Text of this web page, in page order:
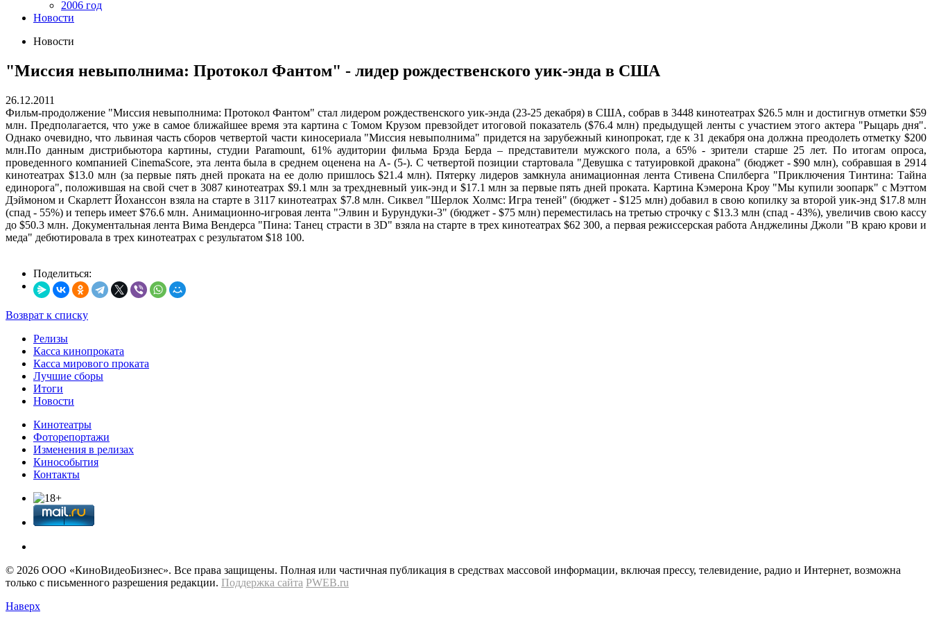
2006 год
Новости
Новости
"Миссия невыполнима: Протокол Фантом" - лидер рождественского уик-энда в США
26.12.2011
Фильм-продолжение "Миссия невыполнима: Протокол Фантом" стал лидером рождественского уик-энда (23-25 декабря) в США, собрав в 3448 кинотеатрах $26.5 млн и достигнув отметки $59
млн. Предполагается, что уже в самое ближайшее время эта картина с Томом Крузом превзойдет итоговой показатель ($76.4 млн) предыдущей ленты с участием этого актера "Рыцарь дня".
Однако очевидно, что львиная часть сборов четвертой части киносериала "Миссия невыполнима" придется на зарубежный кинопрокат, где к 31 декабря она должна преодолеть отметку $200
млн.По данным дистрибьютора картины, студии Paramount, 61% аудитории фильма Брэда Берда – представители мужского пола, а 65% - зрители старше 25 лет. По итогам опроса,
проведенного компанией CinemaScore, эта лента была в среднем оценена на A- (5-). С четвертой позиции стартовала "Девушка с татуировкой дракона" (бюджет - $90 млн), собравшая в 2914
кинотеатрах $13.0 млн (за первые пять дней проката на ее долю пришлось $21.4 млн). Пятерку лидеров замкнула анимационная лента Стивена Спилберга "Приключения Тинтина: Тайна
единорога", положившая на свой счет в 3087 кинотеатрах $9.1 млн за трехдневный уик-энд и $17.1 млн за первые пять дней проката. Картина Кэмерона Кроу "Мы купили зоопарк" с Мэттом
Дэймоном и Скарлетт Йоханссон взяла на старте в 3117 кинотеатрах $7.8 млн. Сиквел "Шерлок Холмс: Игра теней" (бюджет - $125 млн) добавил в свою копилку за второй уик-энд $17.8 млн
(спад - 55%) и теперь имеет $76.6 млн. Анимационно-игровая лента "Элвин и Бурундуки-3" (бюджет - $75 млн) переместилась на третью строчку с $13.3 млн (спад - 43%), увеличив свою кассу
до $50.3 млн. Документальная лента Вима Вендерса "Пина: Танец страсти в 3D" взяла на старте в трех кинотеатрах $62 300, а первая режиссерская работа Анджелины Джоли "В краю крови и
меда" дебютировала в трех кинотеатрах с результатом $18 100.
Поделиться:
Возврат к списку
Релизы
Касса кинопроката
Касса мирового проката
Лучшие сборы
Итоги
Новости
Кинотеатры
Фоторепортажи
Изменения в релизах
Кинособытия
Контакты
© 2026 OOО «КиноВидеоБизнес». Все права защищены. Полная или частичная публикация в средствах массовой информации, включая прессу, телевидение, радио и Интернет, возможна
только с письменного разрешения редакции. Поддержка сайта PWEB.ru
Наверх